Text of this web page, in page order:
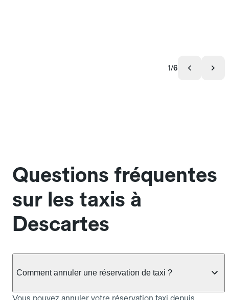
1/6
Questions fréquentes
sur les taxis à
Descartes
Comment annuler une réservation de taxi ?
Vous pouvez annuler votre réservation taxi depuis